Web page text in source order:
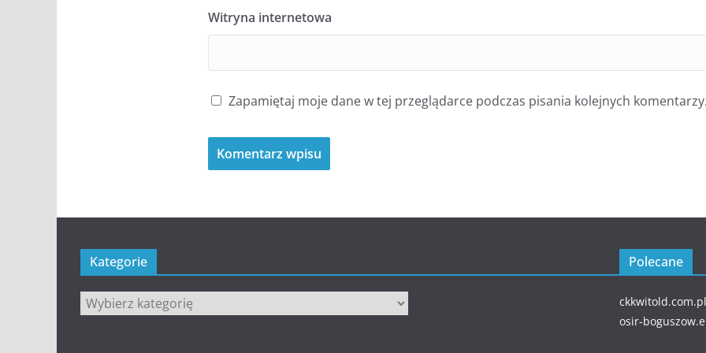
Witryna internetowa
Zapamiętaj moje dane w tej przeglądarce podczas pisania kolejnych komentarzy.
Kategorie
Kategorie
Polecane
ckkwitold.com.pl
osir-